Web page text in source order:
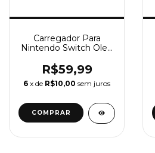
Carregador Para
Nintendo Switch Oled
Lite Fonte 100-240v
Bivolt
R$59,99
6 x de R$10,00 sem juros